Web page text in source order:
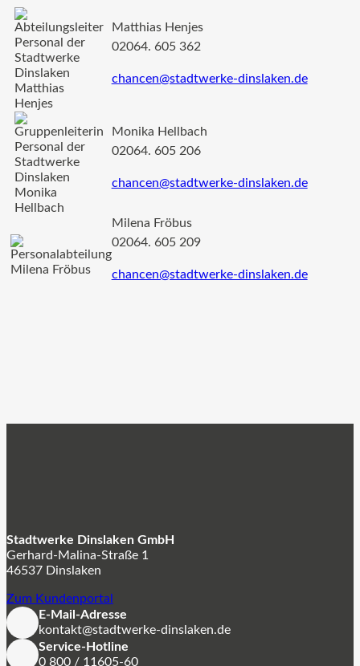
Matthias Henjes
02064. 605 362
chancen@stadtwerke-dinslaken.de
Monika Hellbach
02064. 605 206
chancen@stadtwerke-dinslaken.de
Milena Fröbus
02064. 605 209
chancen@stadtwerke-dinslaken.de
Stadtwerke Dinslaken GmbH
Gerhard-Malina-Straße 1
46537 Dinslaken
Zum Kundenportal
E-Mail-Adresse
kontakt@stadtwerke-dinslaken.de
Service-Hotline
0 800 / 11605-60